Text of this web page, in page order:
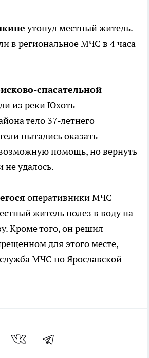
утонул местный житель.
в региональное МЧС в 4 часа
спасательной
из реки Юхоть
тело 37-летнего
пытались оказать
помощь, но вернуть
не удалось.
оперативники МЧС
житель полез в воду на
Кроме того, он решил
для этого месте,
МЧС по Ярославской